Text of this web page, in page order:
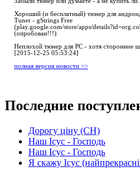
Хороший (и бесплатный) тюнер для
Tuner - gStrings Free
(play.google.com/store/apps/
(опробован!!!)
Неплохой тюнер для РС - хотя сторонние
[2015-12-25 05:53:24]
полная версия новости >>
Последние
Дорогу ціну (СН)
Наш Ісус - Господь
Наш Ісус - Господь
Я скажу Ісус